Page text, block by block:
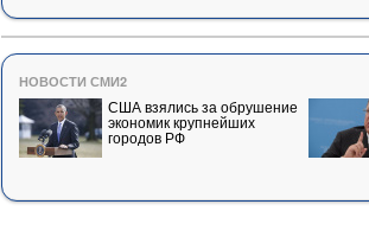
НОВОСТИ СМИ2
США взялись за обрушение
экономик крупнейших
городов РФ